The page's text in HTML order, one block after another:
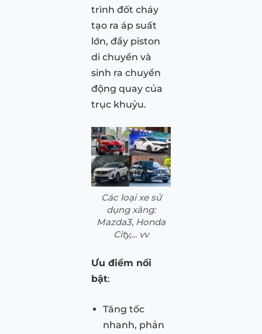
trình đốt cháy
tạo ra áp suất
lớn, đẩy piston
di chuyển và
sinh ra chuyển
động quay của
trục khuỷu.
Các loại xe sử
dụng xăng:
Mazda3, Honda
City,… vv
Ưu điểm nổi
bật:
Tăng tốc
nhanh, phản